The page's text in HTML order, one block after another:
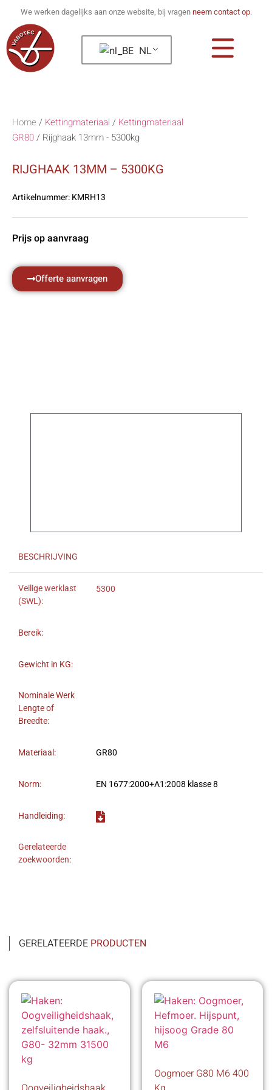
We werken dagelijks aan onze website, bij vragen neem contact op.
NL
Home / Kettingmateriaal / Kettingmateriaal
GR80/ Rijghaak 13mm - 5300kg
RIJGHAAK 13MM – 5300KG
Artikelnummer:KMRH13
Prijs op aanvraag
Offerte aanvragen
BESCHRIJVING
Veilige werklast
(SWL):
5300
Bereik:
Gewicht in KG:
Nominale Werk
Lengte of
Breedte:
Materiaal: GR80
Norm: EN 1677:2000+A1:2008 klasse 8
Handleiding:
Gerelateerde
zoekwoorden:
GERELATEERDE PRODUCTEN
Oogmoer G80 M6 400